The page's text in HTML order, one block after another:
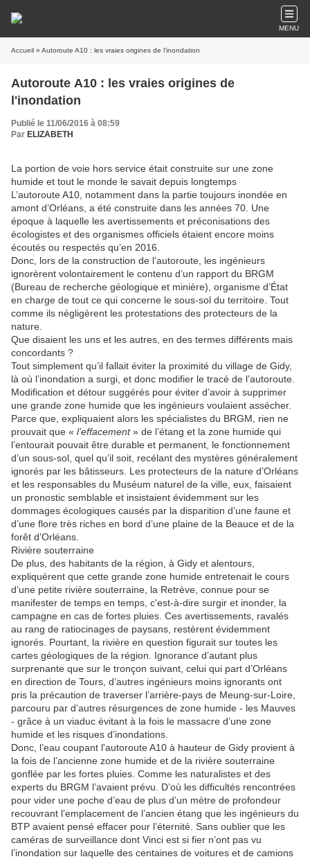
MENU
Accueil » Autoroute A10 : les vraies origines de l'inondation
Autoroute A10 : les vraies origines de
l'inondation
Publié le 11/06/2016 à 08:59
Par ELIZABETH
La portion de voie hors service était construite sur une zone
humide et tout le monde le savait depuis longtemps
L’autoroute A10, notamment dans la partie toujours inondée en
amont d’Orléans, a été construite dans les années 70. Une
époque à laquelle les avertissements et préconisations des
écologistes et des organismes officiels étaient encore moins
écoutés ou respectés qu’en 2016.
Donc, lors de la construction de l’autoroute, les ingénieurs
ignorèrent volontairement le contenu d’un rapport du BRGM
(Bureau de recherche géologique et minière), organisme d’État
en charge de tout ce qui concerne le sous-sol du territoire. Tout
comme ils négligèrent les protestations des protecteurs de la
nature.
Que disaient les uns et les autres, en des termes différents mais
concordants ?
Tout simplement qu’il fallait éviter la proximité du village de Gidy,
là où l’inondation a surgi, et donc modifier le tracé de l’autoroute.
Modification et détour suggérés pour éviter d’avoir à supprimer
une grande zone humide que les ingénieurs voulaient assécher.
Parce que, expliquaient alors les spécialistes du BRGM, rien ne
prouvait que « l’effacement» de l’étang et la zone humide qui
l’entourait pouvait être durable et permanent, le fonctionnement
d’un sous-sol, quel qu’il soit, recélant des mystères généralement
ignorés par les bâtisseurs. Les protecteurs de la nature d’Orléans
et les responsables du Muséum naturel de la ville, eux, faisaient
un pronostic semblable et insistaient évidemment sur les
dommages écologiques causés par la disparition d’une faune et
d’une flore très riches en bord d’une plaine de la Beauce et de la
forêt d’Orléans.
Rivière souterraine
De plus, des habitants de la région, à Gidy et alentours,
expliquèrent que cette grande zone humide entretenait le cours
d’une petite rivière souterraine, la Retrève, connue pour se
manifester de temps en temps, c'est-à-dire surgir et inonder, la
campagne en cas de fortes pluies. Ces avertissements, ravalés
au rang de ratiocinages de paysans, restèrent évidemment
ignorés. Pourtant, la rivière en question figurait sur toutes les
cartes géologiques de la région. Ignorance d’autant plus
surprenante que sur le tronçon suivant, celui qui part d’Orléans
en direction de Tours, d’autres ingénieurs moins ignorants ont
pris la précaution de traverser l’arrière-pays de Meung-sur-Loire,
parcouru par d’autres résurgences de zone humide - les Mauves
- grâce à un viaduc évitant à la fois le massacre d’une zone
humide et les risques d’inondations.
Donc, l’eau coupant l'autoroute A10 à hauteur de Gidy provient à
la fois de l’ancienne zone humide et de la rivière souterraine
gonflée par les fortes pluies. Comme les naturalistes et des
experts du BRGM l’avaient prévu. D’où les difficultés rencontrées
pour vider une poche d’eau de plus d’un mètre de profondeur
recouvrant l’emplacement de l’ancien étang que les ingénieurs du
BTP avaient pensé effacer pour l’éternité. Sans oublier que les
caméras de surveillance dont Vinci est si fier n’ont pas vu
l’inondation sur laquelle des centaines de voitures et de camions